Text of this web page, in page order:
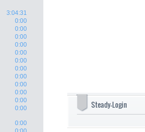
3:04:31
0:00
0:00
0:00
0:00
0:00
0:00
0:00
0:00
0:00
0:00
0:00
0:00
0:00
Steady-Login